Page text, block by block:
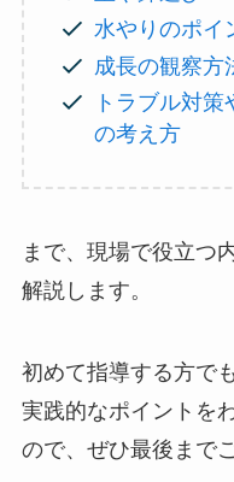
水やりのポイ
成長の観察方
トラブル対
の考え方
まで、現場で役立つ
解説します。
初めて指導する方で
実践的なポイントを
ので、ぜひ最後まで